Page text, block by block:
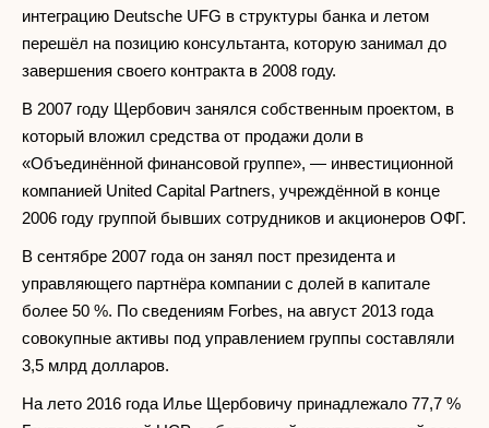
интеграцию Deutsche UFG в структуры банка и летом
перешёл на позицию консультанта, которую занимал до
завершения своего контракта в 2008 году.
В 2007 году Щербович занялся собственным проектом, в
который вложил средства от продажи доли в
«Объединённой финансовой группе», — инвестиционной
компанией United Capital Partners, учреждённой в конце
2006 году группой бывших сотрудников и акционеров ОФГ.
В сентябре 2007 года он занял пост президента и
управляющего партнёра компании с долей в капитале
более 50 %. По сведениям Forbes, на август 2013 года
совокупные активы под управлением группы составляли
3,5 млрд долларов.
На лето 2016 года Илье Щербовичу принадлежало 77,7 %